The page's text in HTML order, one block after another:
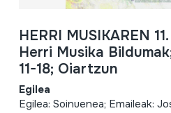
HERRI MUSIKAREN
Herri Musika
11-18; Oiartzun
Egilea
Egilea: Soinuenea; Emaileak: